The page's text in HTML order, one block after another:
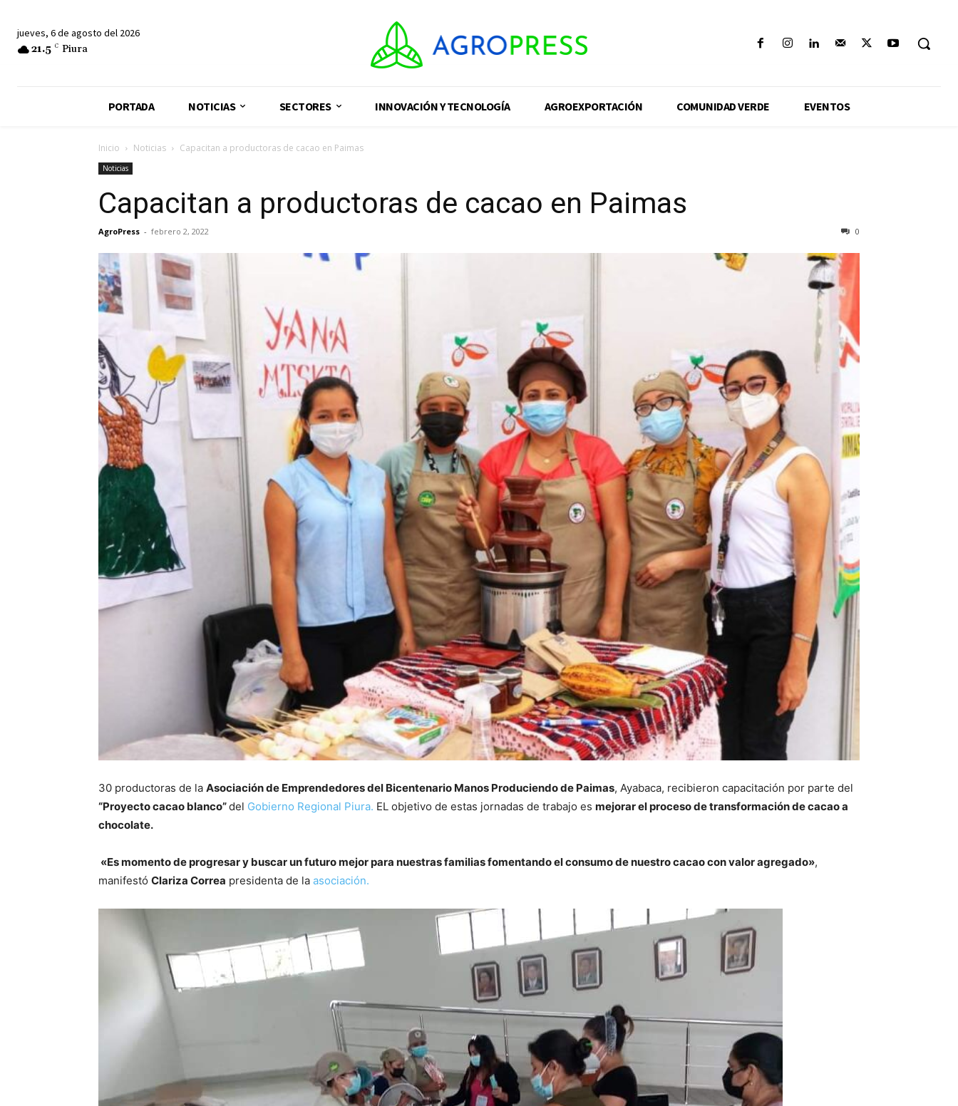
jueves, 6 de agosto del 2026
21.5 C Piura
PORTADA NOTICIAS SECTORES INNOVACIÓN Y TECNOLOGÍA AGROEXPORTACIÓN COMUNIDAD VERDE EVENTOS
Inicio Noticias Capacitan a productoras de cacao en Paimas
Noticias
Capacitan a productoras de cacao en Paimas
AgroPress - febrero 2, 2022 0
30 productoras de la Asociación de Emprendedores del Bicentenario Manos Produciendo de Paimas, Ayabaca, recibieron capacitación por parte del
“Proyecto cacao blanco”del Gobierno Regional Piura. EL objetivo de estas jornadas de trabajo es mejorar el proceso de transformación de cacao a
chocolate.
«Es momento de progresar y buscar un futuro mejor para nuestras familias fomentando el consumo de nuestro cacao con valor agregado»,
manifestó Clariza Correa presidenta de la asociación.